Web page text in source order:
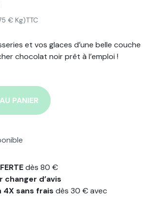
€ Kg)TTC
et vos glaces d’une belle couche
chocolat noir prêt à l’emploi !
PANIER
dès 80 €
changer d’avis
4X sans fraisdès 30 € avec